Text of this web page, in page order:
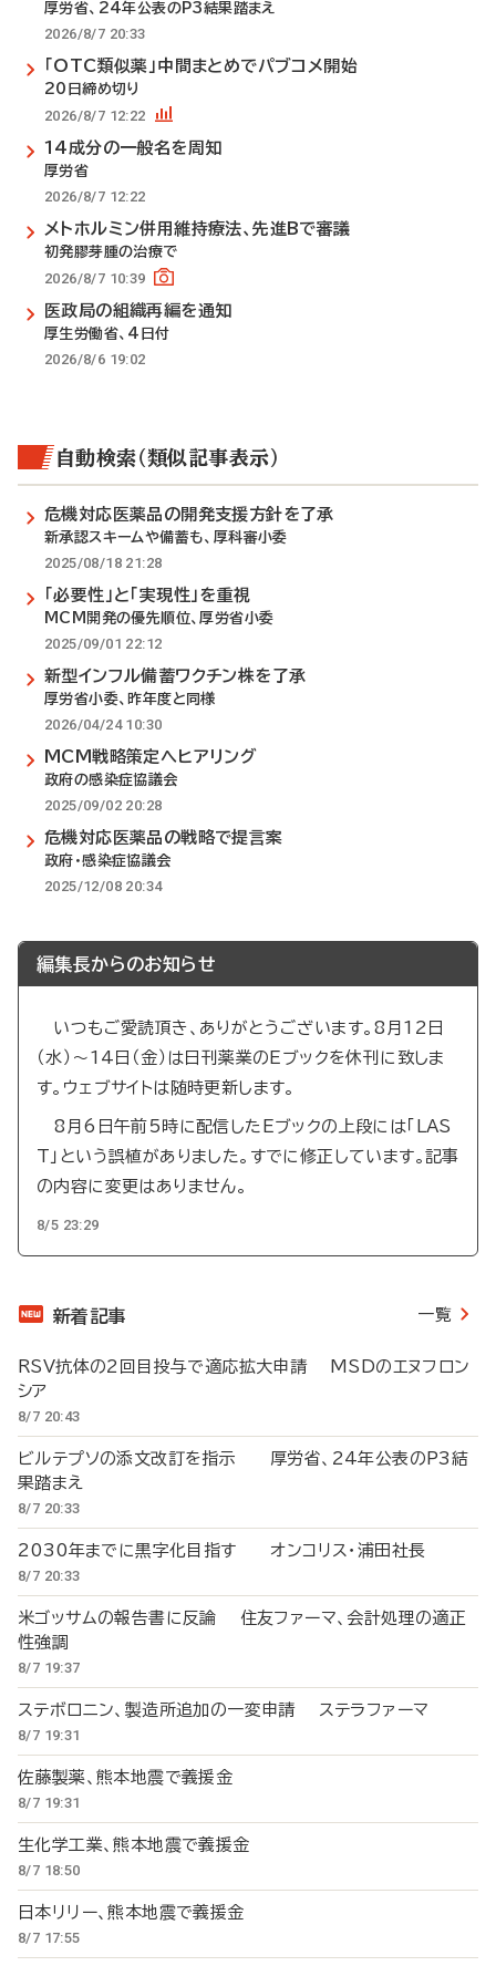
厚労省、24年公表のP3結果踏まえ
2026/8/7 20:33
「OTC類似薬」中間まとめでパブコメ開始
20日締め切り
2026/8/7 12:22
14成分の一般名を周知
厚労省
2026/8/7 12:22
メトホルミン併用維持療法、先進Bで審議
初発膠芽腫の治療で
2026/8/7 10:39
医政局の組織再編を通知
厚生労働省、4日付
2026/8/6 19:02
自動検索（類似記事表示）
危機対応医薬品の開発支援方針を了承
新承認スキームや備蓄も、厚科審小委
2025/08/18 21:28
「必要性」と「実現性」を重視
MCM開発の優先順位、厚労省小委
2025/09/01 22:12
新型インフル備蓄ワクチン株を了承
厚労省小委、昨年度と同様
2026/04/24 10:30
MCM戦略策定へヒアリング
政府の感染症協議会
2025/09/02 20:28
危機対応医薬品の戦略で提言案
政府・感染症協議会
2025/12/08 20:34
編集長からのお知らせ
いつもご愛読頂き、ありがとうございます。8月12日
（水）～14日（金）は日刊薬業のEブックを休刊に致しま
す。ウェブサイトは随時更新します。
8月6日午前5時に配信したEブックの上段には「LAS
T」という誤植がありました。すでに修正しています。記事
の内容に変更はありません。
8/5 23:29
新着記事 一覧
RSV抗体の2回目投与で適応拡大申請 MSDのエヌフロン
シア
8/7 20:43
ビルテプソの添文改訂を指示 厚労省、24年公表のP3結
果踏まえ
8/7 20:33
2030年までに黒字化目指す オンコリス・浦田社長
8/7 20:33
米ゴッサムの報告書に反論 住友ファーマ、会計処理の適正
性強調
8/7 19:37
ステボロニン、製造所追加の一変申請 ステラファーマ
8/7 19:31
佐藤製薬、熊本地震で義援金
8/7 19:31
生化学工業、熊本地震で義援金
8/7 18:50
日本リリー、熊本地震で義援金
8/7 17:55